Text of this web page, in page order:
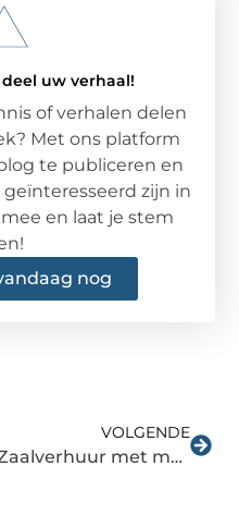
uw verhaal!
of verhalen delen
Met ons platform
te publiceren en
zijn in
en laat je stem
nog
VOLGENDE
Zaalverhuur met multifunctionele zalen in Breda